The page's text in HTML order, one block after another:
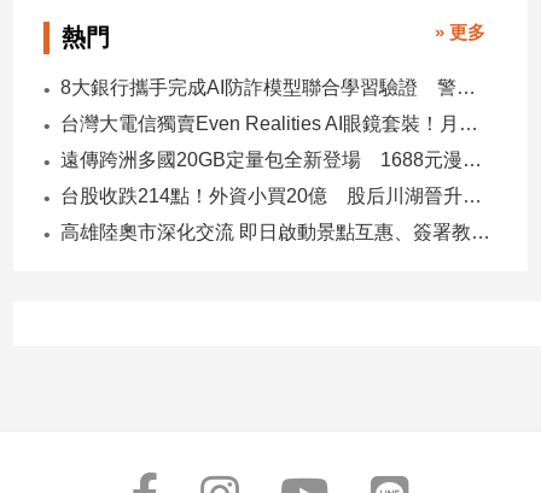
音
專
區
熱門 » 更多
8大銀行攜手完成AI防詐模型聯合學習驗證 警示帳戶準確度提升2倍
台灣大電信獨賣Even Realities AI眼鏡套裝！月付1399元 專案價3990
遠傳跨洲多國20GB定量包全新登場 1688元漫遊逾百國家！
台股收跌214點！外資小買20億 股后川湖晉升萬金股
高雄陸奧市深化交流 即日啟動景點互惠、簽署教育合作MOU